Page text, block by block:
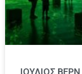
ΙΟΥΛΙΟΣ